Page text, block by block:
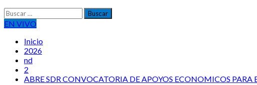
Buscar:
EN VIVO
Inicio
2026
nd
2
ABRE SDR CONVOCATORIA DE APOYOS ECONOMICOS